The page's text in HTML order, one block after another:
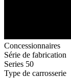
Concessionnaires
Série de fabrication
Series 50
Type de carrosserie